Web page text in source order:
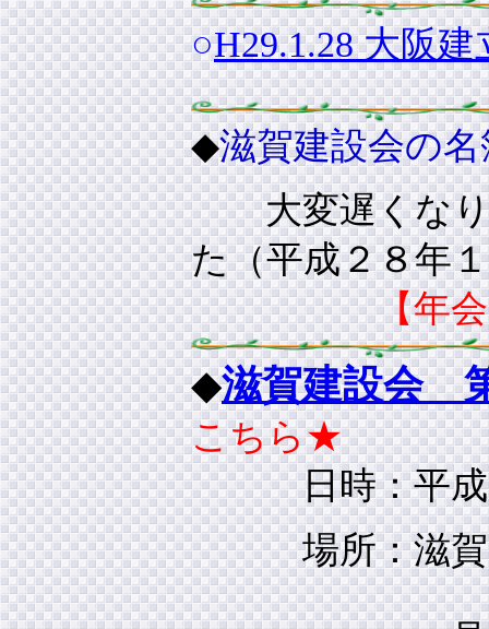
○H29.1.28 大阪
◆滋賀建設会の
大変遅くな
た（平成２８年
【年会費納
◆滋賀建設会
こちら★
日時：平成
場所：滋賀県